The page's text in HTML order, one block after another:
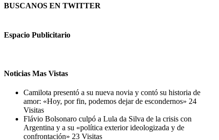
BUSCANOS EN TWITTER
Espacio Publicitario
Noticias Mas Vistas
Camilota presentó a su nueva novia y contó su historia de
amor: «Hoy, por fin, podemos dejar de escondernos» 24
Visitas
Flávio Bolsonaro culpó a Lula da Silva de la crisis con
Argentina y a su «política exterior ideologizada y de
confrontación» 23 Visitas